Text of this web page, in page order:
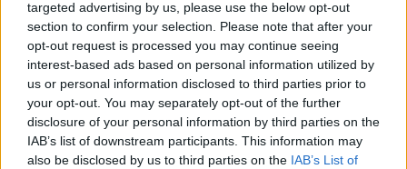
targeted advertising by us, please use the below opt-out
section to confirm your selection. Please note that after your
opt-out request is processed you may continue seeing
interest-based ads based on personal information utilized by
us or personal information disclosed to third parties prior to
your opt-out. You may separately opt-out of the further
disclosure of your personal information by third parties on the
IAB’s list of downstream participants. This information may
also be disclosed by us to third parties on the IAB’s List of
(18,4% το 2020) και 13,5% (13% το 2020), αντίστοιχα.
Σε τρεις περιφέρειες (Αττική, Κρήτη, και Νότιο
Αιγαίο) καταγράφονται ποσοστά κινδύνου
φτώχειας χαμηλότερα από αυτό του συνόλου της
χώρας, ενώ στις υπόλοιπες δέκα περιφέρειες
(Θεσσαλία, Ιόνια Νησιά, Ήπειρος, Βόρειο Αιγαίο,